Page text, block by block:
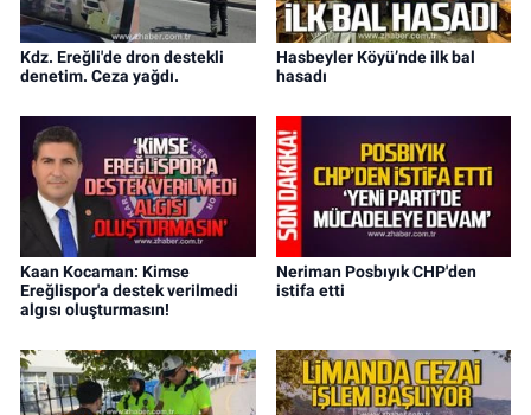
Kdz. Ereğli'de dron destekli
denetim. Ceza yağdı.
Hasbeyler Köyü’nde ilk bal
hasadı
Kaan Kocaman: Kimse
Ereğlispor'a destek verilmedi
algısı oluşturmasın!
Neriman Posbıyık CHP'den
istifa etti